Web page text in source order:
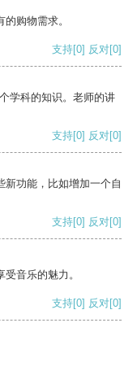
购物需求。
支持[0] 反对[0]
学科的知识。老师的讲
支持[0] 反对[0]
新功能，比如增加一个自
支持[0] 反对[0]
音乐的魅力。
支持[0] 反对[0]